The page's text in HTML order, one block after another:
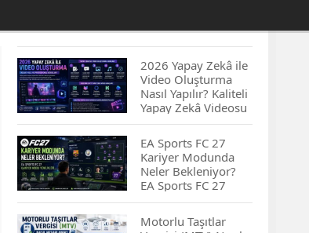
2026 Yapay Zekâ ile
Video Oluşturma
Nasıl Yapılır? Kaliteli
Yapay Zekâ Videosu
Hazırlamanın
İpuçları...
EA Sports FC 27
Kariyer Modunda
Neler Bekleniyor?
EA Sports FC 27
Kariyer Modu
Yenilikleri…
Motorlu Taşıtlar